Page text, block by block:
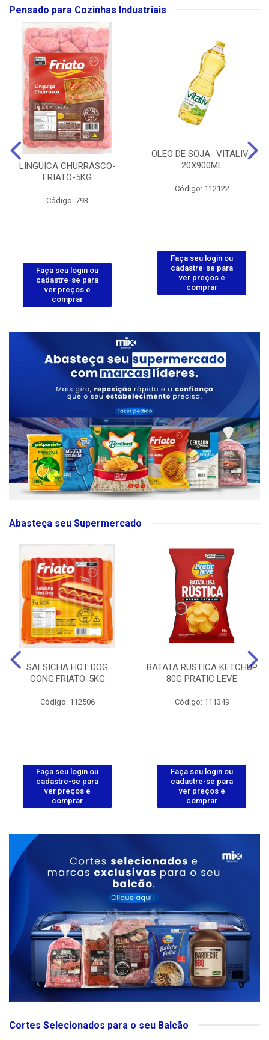
Pensado para Cozinhas Industriais
LINGUICA CHURRASCO-
FRIATO-5KG
Código: 793
Faça seu login ou
cadastre-se para
ver preços e
comprar
OLEO DE SOJA- VITALIV-
20X900ML
Código: 112122
Faça seu login ou
cadastre-se para
ver preços e
comprar
Abasteça seu Supermercado
SALSICHA HOT DOG
CONG.FRIATO-5KG
Código: 112506
Faça seu login ou
cadastre-se para
ver preços e
comprar
BATATA RUSTICA KETCHUP
80G PRATIC LEVE
Código: 111349
Faça seu login ou
cadastre-se para
ver preços e
comprar
Cortes Selecionados para o seu Balcão